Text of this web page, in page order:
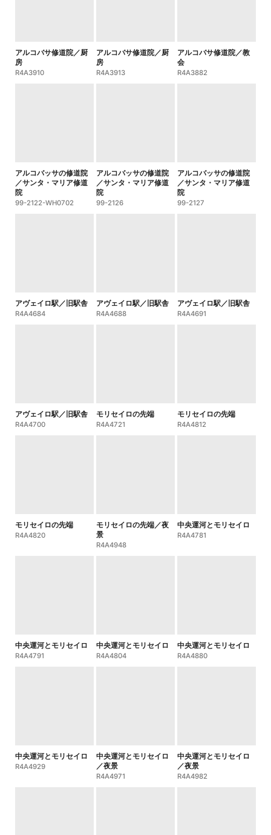
アルコバサ修道院／厨
房
R4A3910
アルコバサ修道院／厨
房
R4A3913
アルコバサ修道院／教
会
R4A3882
アルコバッサの修道院
／サンタ・マリア修道
院
99-2122-WH0702
アルコバッサの修道院
／サンタ・マリア修道
院
99-2126
アルコバッサの修道院
／サンタ・マリア修道
院
99-2127
アヴェイロ駅／旧駅舎
R4A4684
アヴェイロ駅／旧駅舎
R4A4688
アヴェイロ駅／旧駅舎
R4A4691
アヴェイロ駅／旧駅舎
R4A4700
モリセイロの先端
R4A4721
モリセイロの先端
R4A4812
モリセイロの先端
R4A4820
モリセイロの先端／夜
景
R4A4948
中央運河とモリセイロ
R4A4781
中央運河とモリセイロ
R4A4791
中央運河とモリセイロ
R4A4804
中央運河とモリセイロ
R4A4880
中央運河とモリセイロ
R4A4929
中央運河とモリセイロ
／夜景
R4A4971
中央運河とモリセイロ
／夜景
R4A4982